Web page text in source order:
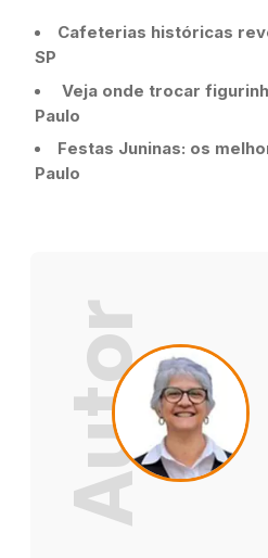
Cafeterias históricas
SP
Veja onde trocar
Paulo
Festas Juninas: os
Paulo